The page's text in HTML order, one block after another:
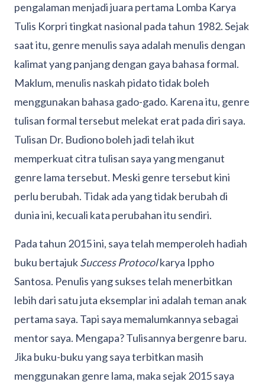
pengalaman menjadi juara pertama Lomba Karya
Tulis Korpri tingkat nasional pada tahun 1982. Sejak
saat itu, genre menulis saya adalah menulis dengan
kalimat yang panjang dengan gaya bahasa formal.
Maklum, menulis naskah pidato tidak boleh
menggunakan bahasa gado-gado. Karena itu, genre
tulisan formal tersebut melekat erat pada diri saya.
Tulisan Dr. Budiono boleh jadi telah ikut
memperkuat citra tulisan saya yang menganut
genre lama tersebut. Meski genre tersebut kini
perlu berubah. Tidak ada yang tidak berubah di
dunia ini, kecuali kata perubahan itu sendiri.
Pada tahun 2015 ini, saya telah memperoleh hadiah
buku bertajukSuccess Protocolkarya Ippho
Santosa. Penulis yang sukses telah menerbitkan
lebih dari satu juta eksemplar ini adalah teman anak
pertama saya. Tapi saya memalumkannya sebagai
mentor saya. Mengapa? Tulisannya bergenre baru.
Jika buku-buku yang saya terbitkan masih
menggunakan genre lama, maka sejak 2015 saya